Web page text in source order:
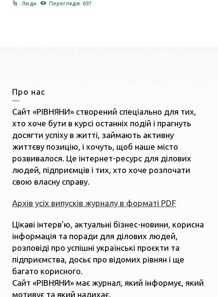
Люди Переглядів: 697
Про нас
Сайт «РІВНЯНИ» створений спеціально для тих,
хто хоче бути в курсі останніх подій і прагнуть
досягти успіху в житті, займають активну
життєву позицію, і хочуть, щоб наше місто
розвивалося. Це інтернет-ресурс для ділових
людей, підприємців і тих, хто хоче розпочати
свою власну справу.
Архів усіх випусків журналу в форматі PDF
Цікаві інтерв’ю, актуальні бізнес-новини, корисна
інформація та поради для ділових людей,
розповіді про успішні українські проєкти та
підприємства, досьє про відомих рівнян і ще
багато корисного.
Сайт «РІВНЯНИ» має журнал, який інформує, який
мотивує та який надихає.